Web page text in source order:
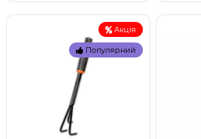
Акція
Популярний